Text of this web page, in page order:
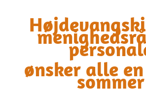
ønsker alle
sommer